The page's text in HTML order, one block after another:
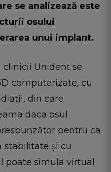
se analizează este
osului
unui implant.
clinicii Unident se
computerizate, cu
din care
daca osul
pentru ca
stabilitate și cu
poate simula virtual